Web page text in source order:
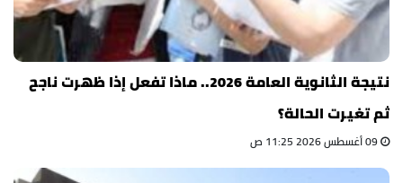
نتيجة الثانوية العامة 2026.. ماذا تفعل إذا ظهرت ناجح
ثم تغيرت الحالة؟